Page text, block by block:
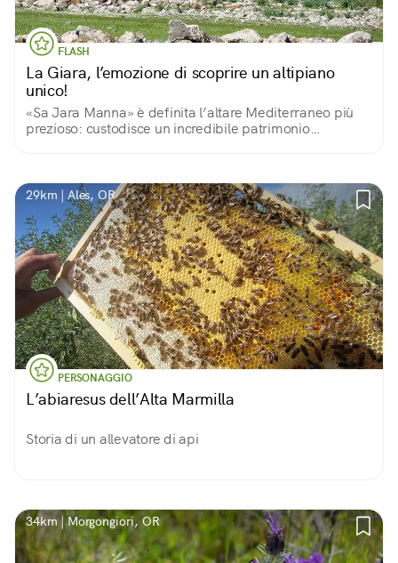
FLASH
La Giara, l’emozione di scoprire un altipiano
unico!
«Sa Jara Manna» è definita l’altare Mediterraneo più
prezioso: custodisce un incredibile patrimonio
29km | Ales, OR
PERSONAGGIO
L’abiaresus dell’Alta Marmilla
Storia di un allevatore di api
34km | Morgongiori, OR